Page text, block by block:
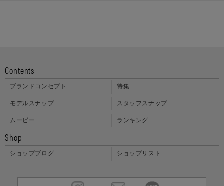
Contents
ブランドコンセプト 特集
モデルスナップ スタッフスナップ
ムービー ランキング
Shop
ショップブログ ショップリスト